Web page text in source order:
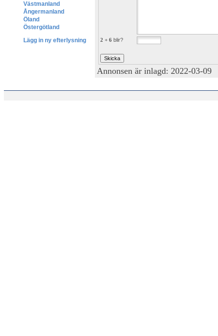
Västmanland
Ångermanland
Öland
Östergötland
Lägg in ny efterlysning
2 + 6 blir?
Annonsen är inlagd: 2022-03-09